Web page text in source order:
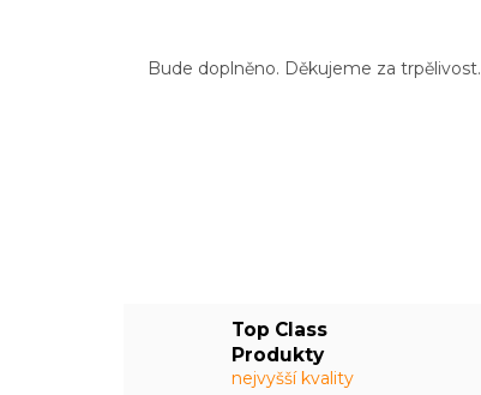
Top Class
Produkty
nejvyšší kvality
Bude doplněno. Děkujeme za trpělivost.